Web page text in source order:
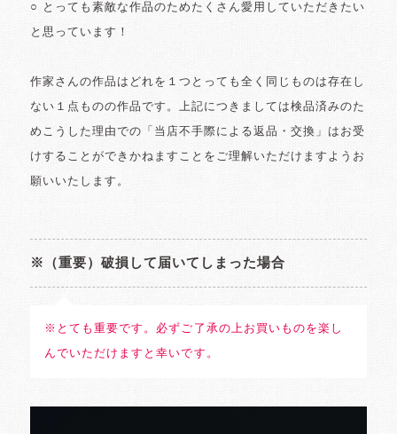
○ とっても素敵な作品のためたくさん愛用していただきたい
と思っています！
作家さんの作品はどれを１つとっても全く同じものは存在し
ない１点ものの作品です。上記につきましては検品済みのた
めこうした理由での「当店不手際による返品・交換」はお受
けすることができかねますことをご理解いただけますようお
願いいたします。
※（重要）破損して届いてしまった場合
※とても重要です。必ずご了承の上お買いものを楽し
んでいただけますと幸いです。